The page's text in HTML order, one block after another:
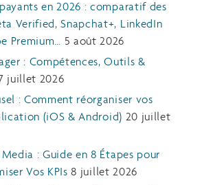
en 2026 : comparatif des
Verified, Snapchat+, LinkedIn
Premium… 5 août 2026
: Compétences, Outils &
juillet 2026
: Comment réorganiser vos
(iOS & Android) 20 juillet
: Guide en 8 Étapes pour
Vos KPIs 8 juillet 2026